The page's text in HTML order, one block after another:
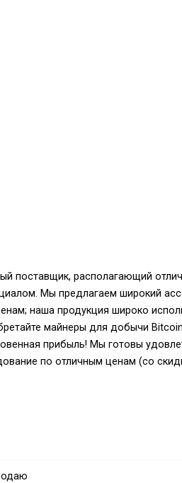
поставщик, располагающий
Мы предлагаем широкий
наша продукция широко
майнеры для добычи
прибыль! Мы готовы
по отличным ценам (со
и предназначен для майнинга
TH/s при энергопотреблении